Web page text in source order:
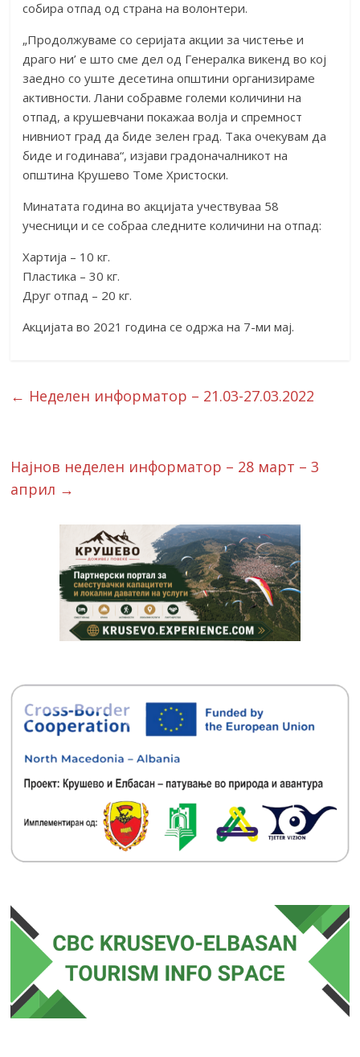
собира отпад од страна на волонтери.
„Продолжуваме со серијата акции за чистење и
драго ни’ е што сме дел од Генералка викенд во кој
заедно со уште десетина општини организираме
активности. Лани собравме големи количини на
отпад, а крушевчани покажаа волја и спремност
нивниот град да биде зелен град. Така очекувам да
биде и годинава“, изјави градоначалникот на
општина Крушево Томе Христоски.
Минатата година во акцијата учествуваа 58
учесници и се собраа следните количини на отпад:
Хартија – 10 кг.
Пластика – 30 кг.
Друг отпад – 20 кг.
Акцијата во 2021 година се одржа на 7-ми мај.
← Неделен информатор – 21.03-27.03.2022
Најнов неделен информатор – 28 март – 3
април →